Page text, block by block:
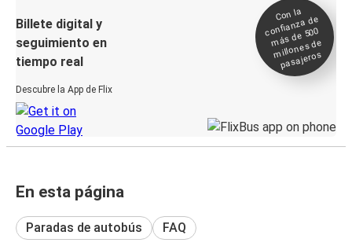
Billete digital y
seguimiento en
tiempo real
Descubre la App de Flix
Con la
confianza de
más de 500
millones de
pasajeros
En esta página
Paradas de autobús FAQ